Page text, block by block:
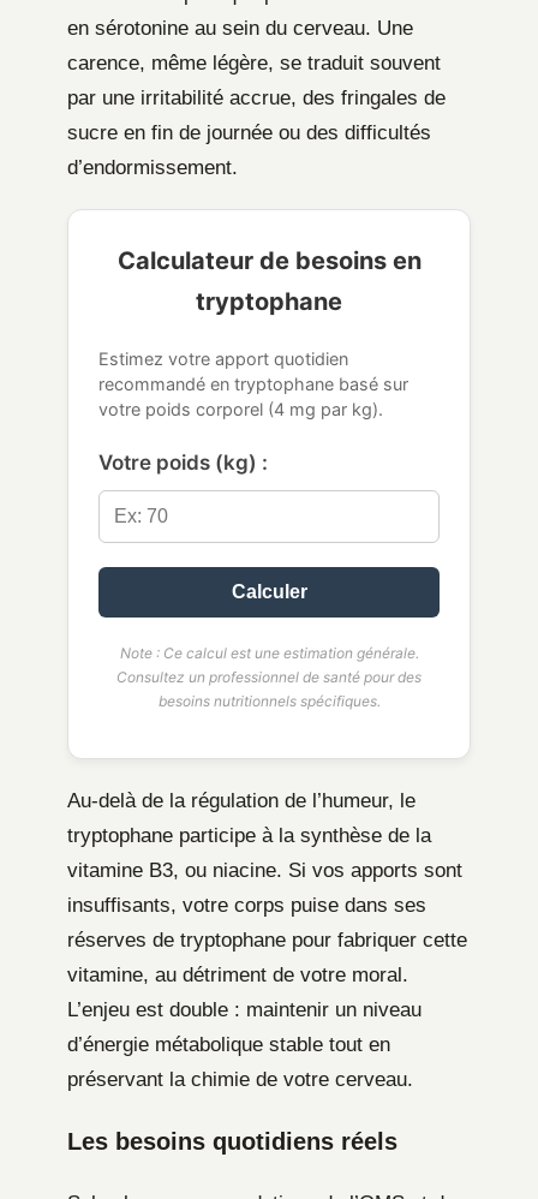
en sérotonine au sein du cerveau. Une
carence, même légère, se traduit souvent
par une irritabilité accrue, des fringales de
sucre en fin de journée ou des difficultés
d’endormissement.
Calculateur de besoins en
tryptophane
Estimez votre apport quotidien
recommandé en tryptophane basé sur
votre poids corporel (4 mg par kg).
Votre poids (kg) :
Calculer
Note : Ce calcul est une estimation générale.
Consultez un professionnel de santé pour des
besoins nutritionnels spécifiques.
Au-delà de la régulation de l’humeur, le
tryptophane participe à la synthèse de la
vitamine B3, ou niacine. Si vos apports sont
insuffisants, votre corps puise dans ses
réserves de tryptophane pour fabriquer cette
vitamine, au détriment de votre moral.
L’enjeu est double : maintenir un niveau
d’énergie métabolique stable tout en
préservant la chimie de votre cerveau.
Les besoins quotidiens réels